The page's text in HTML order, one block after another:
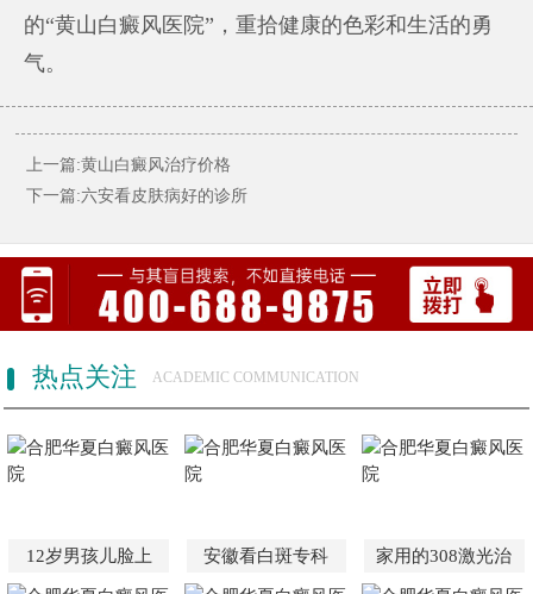
的“黄山白癜风医院”，重拾健康的色彩和生活的勇
气。
上一篇:黄山白癜风治疗价格
下一篇:六安看皮肤病好的诊所
热点关注 ACADEMIC COMMUNICATION
12岁男孩儿脸上 安徽看白斑专科 家用的308激光治